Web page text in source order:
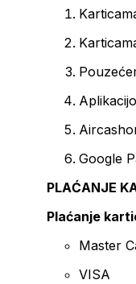
Google
PLAĆANJE
Plaćanje
Master
VISA